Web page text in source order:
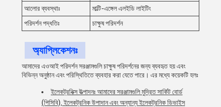
আলোর ব্যবস্থাঃ
মাল্টি-এঙ্গেল এলইডি লাইটিং
পরিদর্শন পদ্ধতিঃ
চাক্ষুষ পরিদর্শন
অ্যাপ্লিকেশনঃ
আমাদের এওআই পরিদর্শন সরঞ্জামগুলি চাক্ষুষ পরিদর্শনের জন্য ব্যবহৃত হয় এবং
বিভিন্ন অনুষ্ঠান এবং পরিস্থিতিতে ব্যবহার করা যেতে পারে। এর মধ্যে কয়েকটি হলঃ
ইলেকট্রনিক্স উত্পাদনঃ আমাদের সরঞ্জামগুলি মুদ্রিত সার্কিট বোর্ড
(পিসিবি), ইলেকট্রনিক উপাদান এবং অন্যান্য ইলেকট্রনিক ডিভাইস